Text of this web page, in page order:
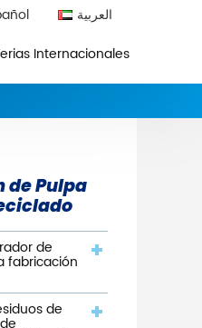
العربية
Internacionales
de Pulpa
de
fabricación
de